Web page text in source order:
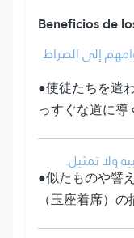
Beneficios de
إلى الصراط
●使徒たちを遣
っすぐな道に導
ولا تمثيل.
●似たものや譬
（玉座着席）の